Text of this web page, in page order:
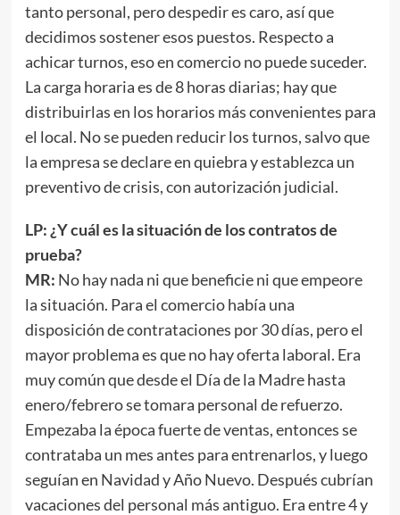
tanto personal, pero despedir es caro, así que
decidimos sostener esos puestos. Respecto a
achicar turnos, eso en comercio no puede suceder.
La carga horaria es de 8 horas diarias; hay que
distribuirlas en los horarios más convenientes para
el local. No se pueden reducir los turnos, salvo que
la empresa se declare en quiebra y establezca un
preventivo de crisis, con autorización judicial.
LP: ¿Y cuál es la situación de los contratos de
prueba?
MR: No hay nada ni que beneficie ni que empeore
la situación. Para el comercio había una
disposición de contrataciones por 30 días, pero el
mayor problema es que no hay oferta laboral. Era
muy común que desde el Día de la Madre hasta
enero/febrero se tomara personal de refuerzo.
Empezaba la época fuerte de ventas, entonces se
contrataba un mes antes para entrenarlos, y luego
seguían en Navidad y Año Nuevo. Después cubrían
vacaciones del personal más antiguo. Era entre 4 y